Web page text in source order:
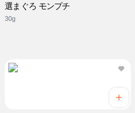
選まぐろ モンプチ
30g